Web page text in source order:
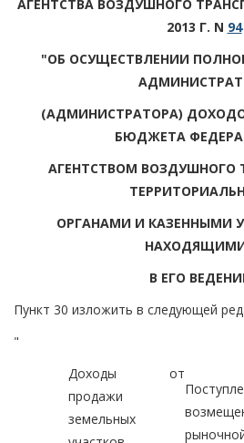
АГЕНТСТВА ВОЗДУШНОГО
2013 Г. N 94
"ОБ ОСУЩЕСТВЛЕНИИ
(АДМИНИСТРАТОРА)
БЮДЖЕТА
АГЕНТСТВОМ ВОЗДУШНОГО
ОРГАНАМИ И КАЗЕННЫМИ
В ЕГО
Пункт 30 изложить в следующей
"
Доходы от
продажи
земельных